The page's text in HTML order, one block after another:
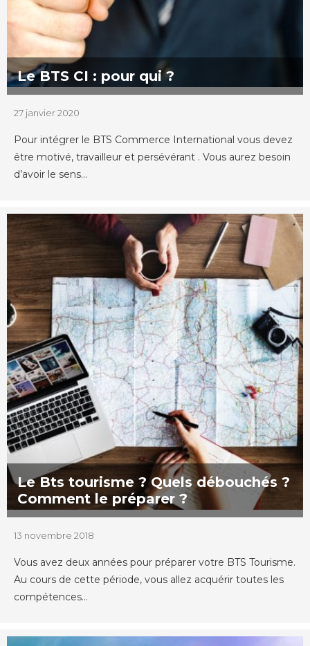
Le BTS CI : pour qui ?
27 janvier 2020
Pour intégrer le BTS Commerce International vous devez
être motivé, travailleur et persévérant . Vous aurez besoin
d’avoir le sens...
Le Bts tourisme ? Quels débouchés ?
Comment le préparer ?
13 novembre 2018
Vous avez deux années pour préparer votre BTS Tourisme.
Au cours de cette période, vous allez acquérir toutes les
compétences...